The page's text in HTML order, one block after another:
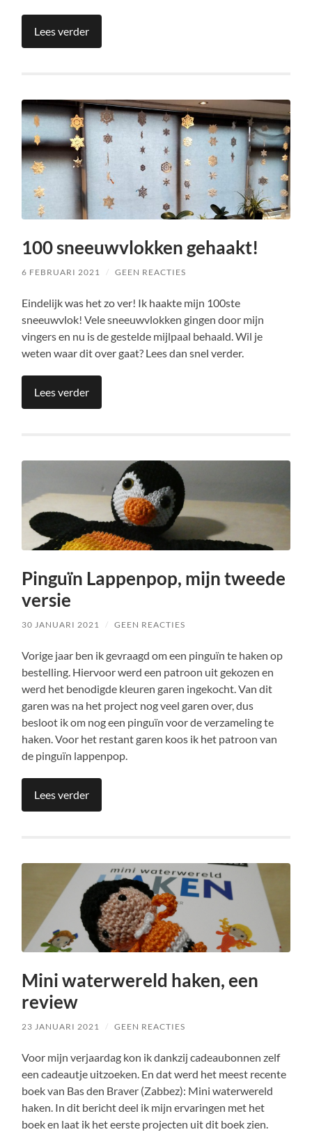
Lees verder
100 sneeuwvlokken gehaakt!
6 FEBRUARI 2021 / GEEN REACTIES
Eindelijk was het zo ver! Ik haakte mijn 100ste
sneeuwvlok! Vele sneeuwvlokken gingen door mijn
vingers en nu is de gestelde mijlpaal behaald. Wil je
weten waar dit over gaat? Lees dan snel verder.
Lees verder
Pinguïn Lappenpop, mijn tweede
versie
30 JANUARI 2021 / GEEN REACTIES
Vorige jaar ben ik gevraagd om een pinguïn te haken op
bestelling. Hiervoor werd een patroon uit gekozen en
werd het benodigde kleuren garen ingekocht. Van dit
garen was na het project nog veel garen over, dus
besloot ik om nog een pinguïn voor de verzameling te
haken. Voor het restant garen koos ik het patroon van
de pinguïn lappenpop.
Lees verder
Mini waterwereld haken, een
review
23 JANUARI 2021 / GEEN REACTIES
Voor mijn verjaardag kon ik dankzij cadeaubonnen zelf
een cadeautje uitzoeken. En dat werd het meest recente
boek van Bas den Braver (Zabbez): Mini waterwereld
haken. In dit bericht deel ik mijn ervaringen met het
boek en laat ik het eerste projecten uit dit boek zien.